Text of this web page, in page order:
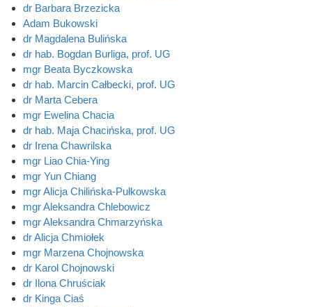
dr Barbara Brzezicka
Adam Bukowski
dr Magdalena Bulińska
dr hab. Bogdan Burliga, prof. UG
mgr Beata Byczkowska
dr hab. Marcin Całbecki, prof. UG
dr Marta Cebera
mgr Ewelina Chacia
dr hab. Maja Chacińska, prof. UG
dr Irena Chawrilska
mgr Liao Chia-Ying
mgr Yun Chiang
mgr Alicja Chilińska-Pułkowska
mgr Aleksandra Chlebowicz
mgr Aleksandra Chmarzyńska
dr Alicja Chmiołek
mgr Marzena Chojnowska
dr Karol Chojnowski
dr Ilona Chruściak
dr Kinga Ciaś